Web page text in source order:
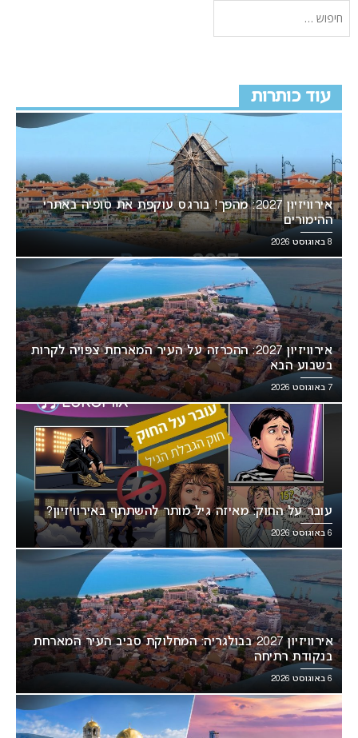
עוד כותרות
אירוויזיון 2027: מהפך! בורגס עוקפת את סופיה באתרי
ההימורים
8 באוגוסט 2026
אירוויזיון 2027: ההכרזה על העיר המארחת צפויה לקרות
בשבוע הבא
7 באוגוסט 2026
עובר על החוק: מאיזה גיל מותר להשתתף באירוויזיון?
6 באוגוסט 2026
אירוויזיון 2027 בבולגריה: המחלוקת סביב העיר המארחת
בנקודת רתיחה
6 באוגוסט 2026